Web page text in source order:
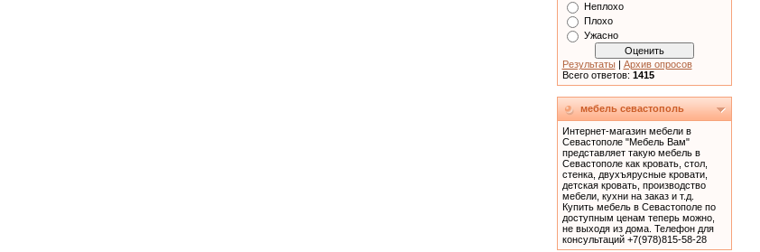
Неплохо
Плохо
Ужасно
Результаты| Архив опросов
Всего ответов: 1415
мебель севастополь
Интернет-магазин мебели в
Севастополе "Мебель Вам"
представляет такую мебель в
Севастополе как кровать, cтол,
стенка, двухъярусные кровати,
детская кровать, производство
мебели, кухни на заказ и т.д.
Купить мебель в Севастополе по
доступным ценам теперь можно,
не выходя из дома. Телефон для
консультаций +7(978)815-58-28